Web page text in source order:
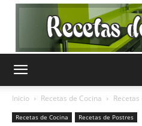
Inicio Recetas de Cocina
Recetas de Cocina Recetas de Postres